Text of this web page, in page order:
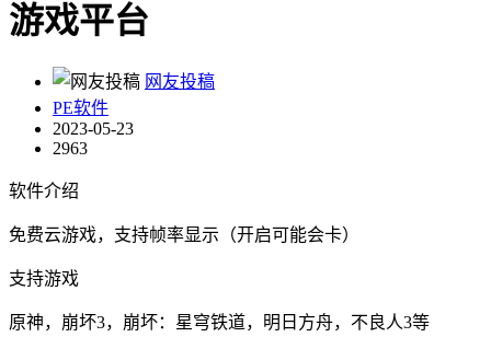
游戏平台
网友投稿
PE软件
2023-05-23
2963
软件介绍
免费云游戏，支持帧率显示（开启可能会卡）
支持游戏
原神，崩坏3，崩坏：星穹铁道，明日方舟，不良人3等